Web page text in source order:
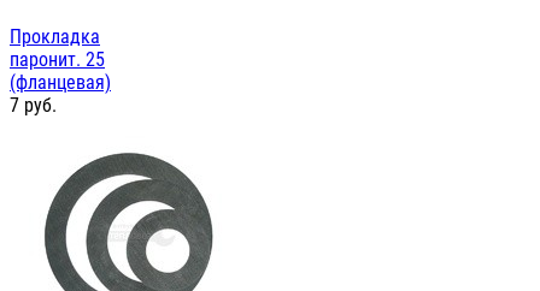
Прокладка
паронит. 25
(фланцевая)
7 руб.